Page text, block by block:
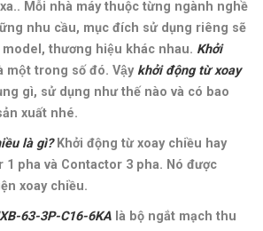
. Mỗi nhà máy thuộc từng ngành nghề
nhu cầu, mục đích sử dụng riêng sẽ
thương hiệu khác nhau. Khởi
một trong số đó. Vậy khởi động từ xoay
gì, sử dụng như thế nào và có bao
xuất nhé.
là gì? Khởi động từ xoay chiều hay
1 pha và Contactor 3 pha. Nó được
xoay chiều.
63-3P-C16-6KA là bộ ngắt mạch thu